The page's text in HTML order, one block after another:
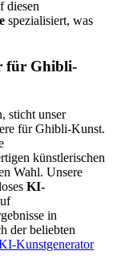
diesen
spezialisiert, was
für Ghibli-
sticht unser
für Ghibli-Kunst.
künstlerischen
Wahl. Unsere
KI-
in
der beliebten
Kunstgenerator